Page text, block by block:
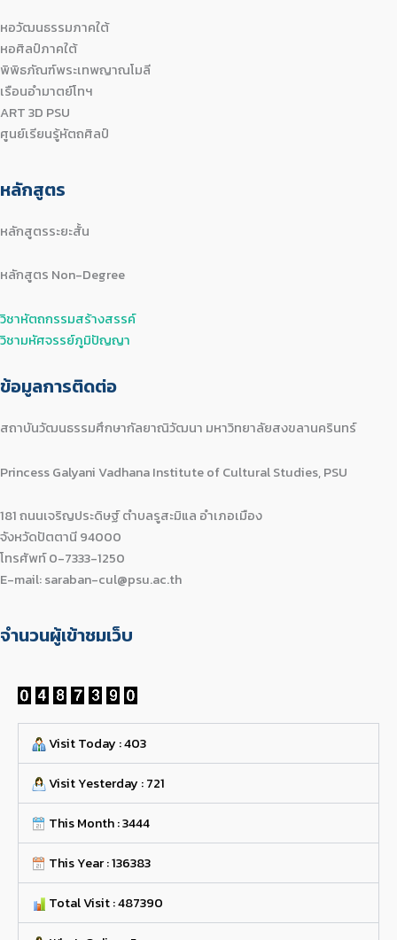
หอวัฒนธรรมภาคใต้
หอศิลป์ภาคใต้
พิพิธภัณฑ์พระเทพญาณโมลี
เรือนอำมาตย์โทฯ
ART 3D PSU
ศูนย์เรียนรู้หัตถศิลป์
หลักสูตร
หลักสูตรระยะสั้น
หลักสูตร Non-Degree
วิชาหัตถกรรมสร้างสรรค์
วิชามหัศจรรย์ภูมิปัญญา
ข้อมูลการติดต่อ
สถาบันวัฒนธรรมศึกษากัลยาณิวัฒนา มหาวิทยาลัยสงขลานครินทร์
Princess Galyani Vadhana Institute of Cultural Studies, PSU
181 ถนนเจริญประดิษฐ์ ตำบลรูสะมิแล อำเภอเมือง
จังหวัดปัตตานี 94000
โทรศัพท์ 0-7333-1250
E-mail: saraban-cul@psu.ac.th
จำนวนผู้เข้าชมเว็บ
Visit Today : 403
Visit Yesterday : 721
This Month : 3444
This Year : 136383
Total Visit : 487390